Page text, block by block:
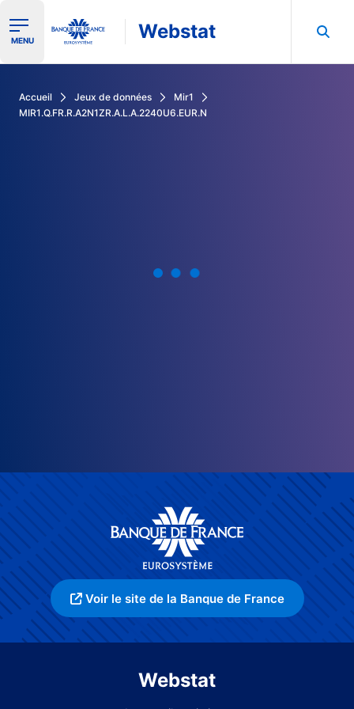
Ouvrir le menu de navigation
MENU Webstat
Accueil Jeux de données
Mir1
MIR1.Q.FR.R.A2N1ZR.A.L.A.2240U6.EUR.N
Voir le site de la Banque de France
Webstat